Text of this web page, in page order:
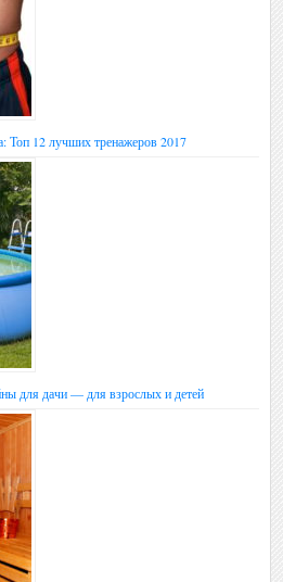
Топ 12 лучших тренажеров 2017
для дачи — для взрослых и детей